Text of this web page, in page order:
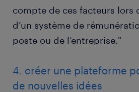
compte de ces facteurs lors
d’un système de
poste ou de l’entreprise."
4. créer une plateforme
de nouvelles idées